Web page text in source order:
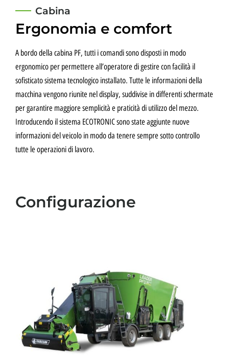
Cabina
Ergonomia e comfort
A bordo della cabina PF, tutti i comandi sono disposti in modo
ergonomico per permettere all’operatore di gestire con facilità il
sofisticato sistema tecnologico installato. Tutte le informazioni della
macchina vengono riunite nel display, suddivise in differenti schermate
per garantire maggiore semplicità e praticità di utilizzo del mezzo.
Introducendo il sistema ECOTRONIC sono state aggiunte nuove
informazioni del veicolo in modo da tenere sempre sotto controllo
tutte le operazioni di lavoro.
Configurazione